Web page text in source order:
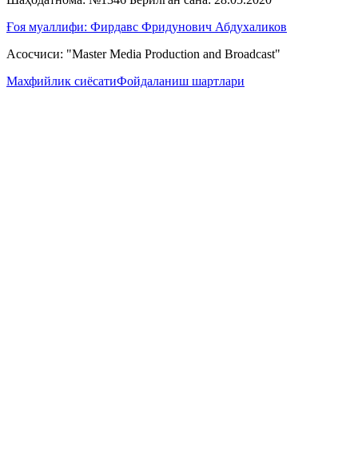
Ғоя муаллифи: Фирдавс Фридунович Абдухаликов
Асосчиси: "Master Media Production and Broadcast"
Махфийлик сиёсатиФойдаланиш шартлари